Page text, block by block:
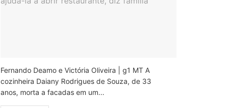
Fernando Deamo e Victória Oliveira | g1 MT A
cozinheira Daiany Rodrigues de Souza, de 33
anos, morta a facadas em um...